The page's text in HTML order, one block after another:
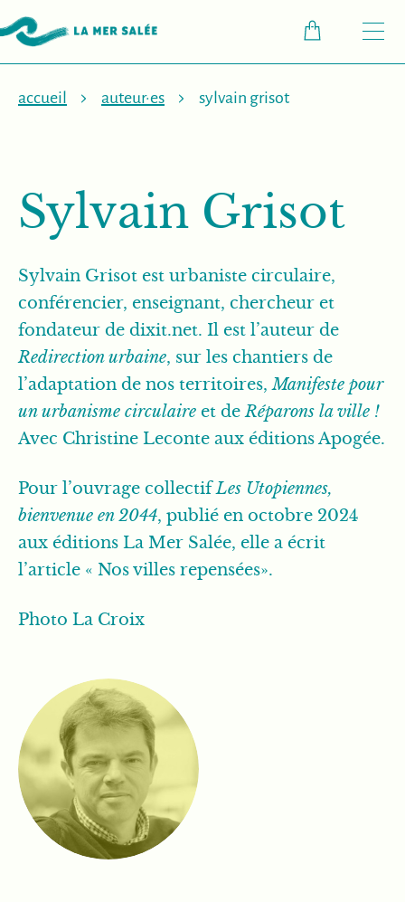
accueil auteur·es sylvain grisot
Sylvain Grisot
Sylvain Grisot est urbaniste circulaire,
conférencier, enseignant, chercheur et
fondateur de dixit.net. Il est l’auteur de
Redirection urbaine, sur les chantiers de
l’adaptation de nos territoires,Manifeste pour
un urbanisme circulaire et deRéparons la ville !
Avec Christine Leconte aux éditions Apogée.
Pour l’ouvrage collectifLes Utopiennes,
bienvenue en 2044, publié en octobre 2024
aux éditions La Mer Salée, elle a écrit
l’article « Nos villes repensées».
Photo La Croix